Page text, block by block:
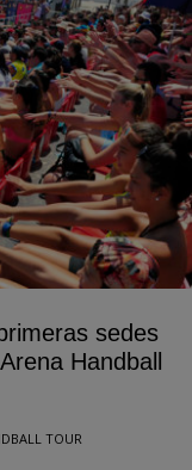
sedes
Handball
TOUR